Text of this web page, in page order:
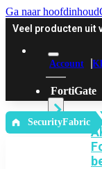
Ga naar hoofdinhoud
Veel producten uit
Account
FortiGate
‎ SecurityFabric